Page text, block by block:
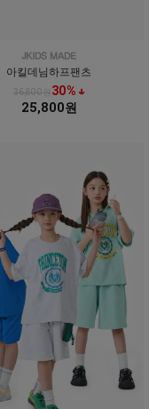
아킬데님하프팬츠
36,800원30% ↓
25,800원